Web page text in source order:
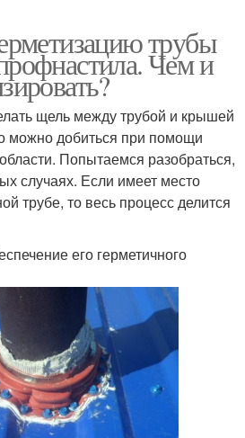
трубы
Чем и
щель между трубой и крышей
можно добиться при помощи
Попытаемся разобраться,
случаях. Если имеет место
трубе, то весь процесс делится
его герметичного